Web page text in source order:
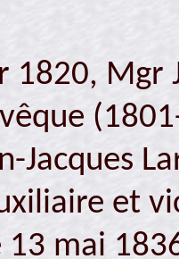
1820, Mgr
Jacques
et
mai